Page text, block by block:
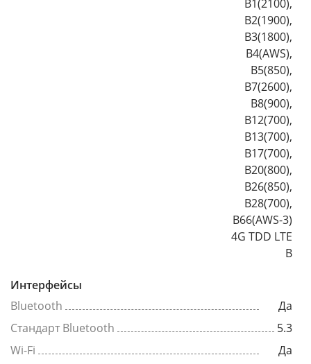
B1(2100),
B2(1900),
B3(1800),
B4(AWS),
B5(850),
B7(2600),
B8(900),
B12(700),
B13(700),
B17(700),
B20(800),
B26(850),
B28(700),
B66(AWS-3)
4G TDD LTE
B
Интерфейсы
Bluetooth
Да
Стандарт Bluetooth
5.3
Wi-Fi
Да